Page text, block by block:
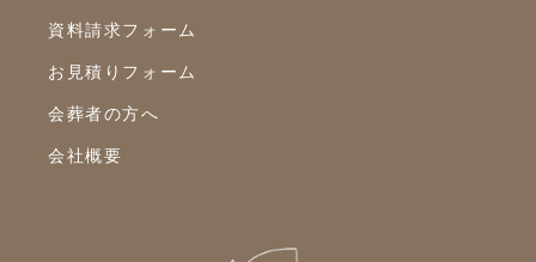
2021年11月
2021年10月
2021年9月
2021年8月
資料請求フォーム
お見積りフォーム
会葬者の方へ
会社概要